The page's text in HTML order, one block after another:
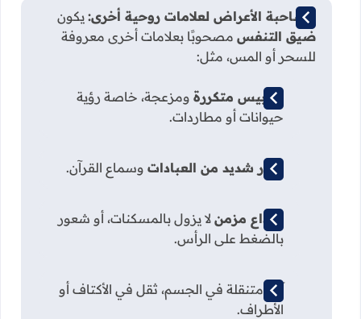
مصاحبة الأعراض لعلامات روحية أخرى: يكون
ضيق التنفس مصحوبًا بعلامات أخرى معروفة
للسحر أو المس، مثل:
كوابيس متكررة ومزعجة، خاصة رؤية
حيوانات أو مطاردات.
نفور شديد من العبادات وسماع القرآن.
صداع مزمن لا يزول بالمسكنات، أو شعور
بالضغط على الرأس.
آلام متنقلة في الجسم، ثقل في الأكتاف أو
الأطراف.